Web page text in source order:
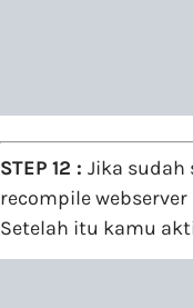
STEP 12 : Jika sudah
recompile
Setelah itu kamu